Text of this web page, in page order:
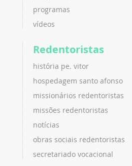
programas
vídeos
Redentoristas
história pe. vitor
hospedagem santo afonso
missionários redentoristas
missões redentoristas
notícias
obras sociais redentoristas
secretariado vocacional